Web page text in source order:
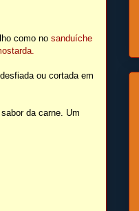
como no sanduíche
ou cortada em
da carne. Um